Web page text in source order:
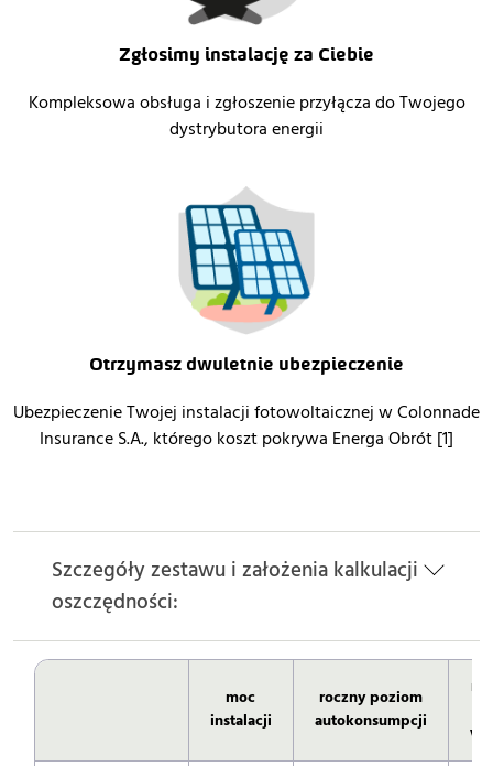
Zgłosimy instalację za Ciebie
Kompleksowa obsługa i zgłoszenie przyłącza do Twojego
dystrybutora energii
Otrzymasz dwuletnie ubezpieczenie
Ubezpieczenie Twojej instalacji fotowoltaicznej w Colonnade
Insurance S.A., którego koszt pokrywa Energa Obrót [1]
Szczegóły zestawu i założenia kalkulacji
oszczędności:
moc
instalacji
roczny poziom
autokonsumpcji